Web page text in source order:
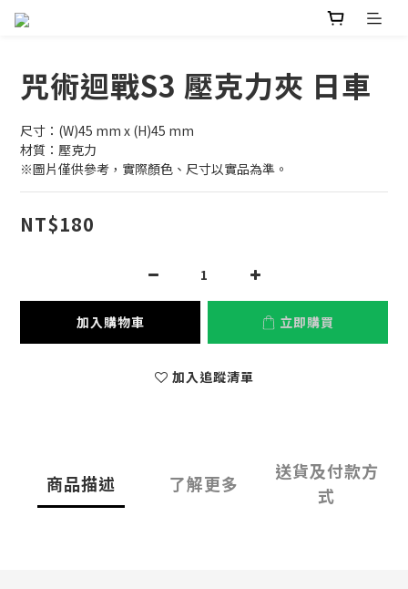
咒術迴戰S3 壓克力夾 日車
尺寸：(W)45 mm x (H)45 mm
材質：壓克力
※圖片僅供參考，實際顏色、尺寸以實品為準。
NT$180
加入購物車 立即購買
加入追蹤清單
商品描述 了解更多
送貨及付款方
式